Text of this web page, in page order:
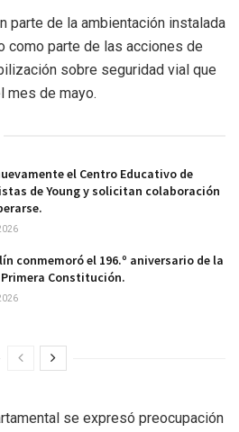
parte de la ambientación instalada
como parte de las acciones de
sobre seguridad vial que
mes de mayo.
el Centro Educativo de
de Young y solicitan colaboración
conmemoró el 196.º aniversario de la
Constitución.
se expresó preocupación